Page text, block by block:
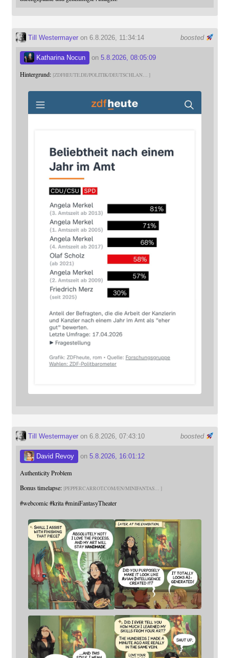
boosted
Till Westermayeron 6.8.2026, 11:34:14
Katharina Nocun on 5.8.2026, 08:05:09
Hintergrund: ZDFHEUTE.DE/POLITIK/DEUTSCHLAN
boosted
Till Westermayeron 6.8.2026, 07:43:10
David Revoy on 5.8.2026, 16:01:12
Authenticity Problem
Bonus timelapse: PEPPERCARROT.COM/EN/MINIFANTAS
#webcomic #krita #miniFantasyTheater